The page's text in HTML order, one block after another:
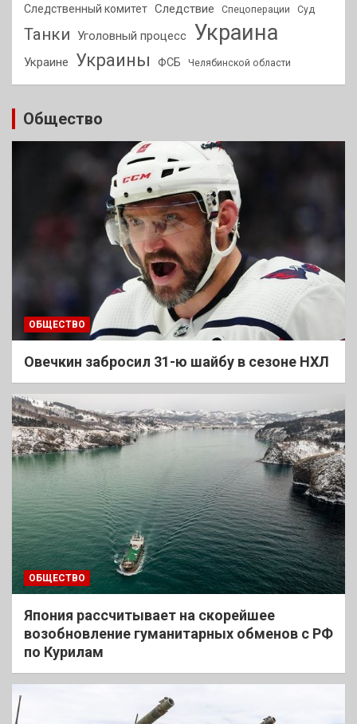
Следственный комитет Следствие Спецоперации Суд
Танки Уголовный процесс Украина
Украине Украины ФСБ Челябинской области
Общество
ОБЩЕСТВО
Овечкин забросил 31-ю шайбу в сезоне НХЛ
ОБЩЕСТВО
Япония рассчитывает на скорейшее
возобновление гуманитарных обменов с РФ
по Курилам